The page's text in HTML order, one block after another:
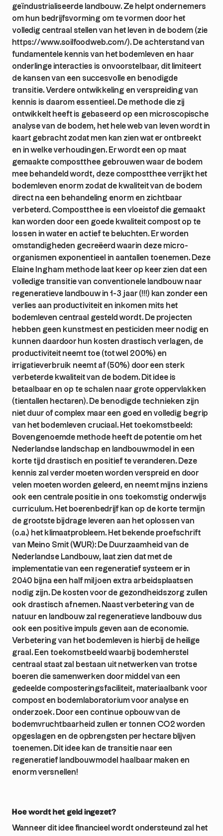
geïndustrialiseerde landbouw. Ze helpt ondernemers
om hun bedrijfsvorming om te vormen door het
volledig centraal stellen van het leven in de bodem (zie
https://www.soilfoodweb.com/). De achterstand van
fundamentele kennis van het bodemleven en haar
onderlinge interacties is onvoorstelbaar, dit limiteert
de kansen van een succesvolle en benodigde
transitie. Verdere ontwikkeling en verspreiding van
kennis is daarom essentieel. De methode die zij
ontwikkelt heeft is gebaseerd op een microscopische
analyse van de bodem, het hele web van leven wordt in
kaart gebracht zodat men kan zien wat er ontbreekt
en in welke verhoudingen. Er wordt een op maat
gemaakte compostthee gebrouwen waar de bodem
mee behandeld wordt, deze compostthee verrijkt het
bodemleven enorm zodat de kwaliteit van de bodem
direct na een behandeling enorm en zichtbaar
verbeterd. Compostthee is een vloeistof die gemaakt
kan worden door een goede kwaliteit compost op te
lossen in water en actief te beluchten. Er worden
omstandigheden gecreëerd waarin deze micro-
organismen exponentieel in aantallen toenemen. Deze
Elaine Ingham methode laat keer op keer zien dat een
volledige transitie van conventionele landbouw naar
regeneratieve landbouw in 1-3 jaar (!!!) kan zonder een
verlies aan productiviteit en inkomen mits het
bodemleven centraal gesteld wordt. De projecten
hebben geen kunstmest en pesticiden meer nodig en
kunnen daardoor hun kosten drastisch verlagen, de
productiviteit neemt toe (tot wel 200%) en
irrigatieverbruik neemt af (50%) door een sterk
verbeterde kwaliteit van de bodem. Dit idee is
betaalbaar en op te schalen naar grote oppervlakken
(tientallen hectaren). De benodigde technieken zijn
niet duur of complex maar een goed en volledig begrip
van het bodemleven cruciaal. Het toekomstbeeld:
Bovengenoemde methode heeft de potentie om het
Nederlandse landschap en landbouwmodel in een
korte tijd drastisch en positief te veranderen. Deze
kennis zal verder moeten worden verspreid en door
velen moeten worden geleerd, en neemt mijns inziens
ook een centrale positie in ons toekomstig onderwijs
curriculum. Het boerenbedrijf kan op de korte termijn
de grootste bijdrage leveren aan het oplossen van
(o.a.) het klimaatprobleem. Het bekende proefschrift
van Meino Smit (WUR): De Duurzaamheid van de
Nederlandse Landbouw, laat zien dat met de
implementatie van een regeneratief systeem er in
2040 bijna een half miljoen extra arbeidsplaatsen
nodig zijn. De kosten voor de gezondheidszorg zullen
ook drastisch afnemen. Naast verbetering van de
natuur en landbouw zal regeneratieve landbouw dus
ook een positive impuls geven aan de economie.
Verbetering van het bodemleven is hierbij de heilige
graal. Een toekomstbeeld waarbij bodemherstel
centraal staat zal bestaan uit netwerken van trotse
boeren die samenwerken door middel van een
gedeelde composteringsfaciliteit, materiaalbank voor
compost en bodemlaboratorium voor analyse en
onderzoek. Door een continue opbouw van de
bodemvruchtbaarheid zullen er tonnen CO2 worden
opgeslagen en de opbrengsten per hectare blijven
toenemen. Dit idee kan de transitie naar een
regeneratief landbouwmodel haalbaar maken en
enorm versnellen!
Hoe wordt het geld ingezet?
Wanneer dit idee financieel wordt ondersteund zal het